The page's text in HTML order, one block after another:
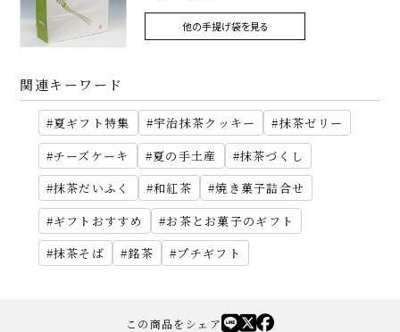
他の手提げ袋を見る
関連キーワード
夏ギフト特集 宇治抹茶クッキー
抹茶ゼリー
チーズケーキ
夏の手土産
抹茶づくし
抹茶だいふく
和紅茶
焼き菓子詰合せ
ギフトおすすめ
お茶とお菓子のギフト
抹茶そば
銘茶 プチギフト
この商品をシェア